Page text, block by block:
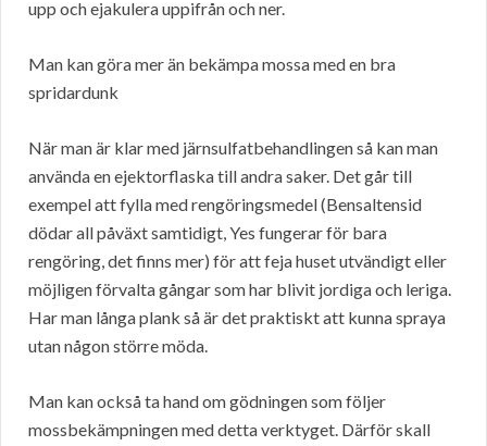
upp och ejakulera uppifrån och ner.
Man kan göra mer än bekämpa mossa med en bra
spridardunk
När man är klar med järnsulfatbehandlingen så kan man
använda en ejektorflaska till andra saker. Det går till
exempel att fylla med rengöringsmedel (Bensaltensid
dödar all påväxt samtidigt, Yes fungerar för bara
rengöring, det finns mer) för att feja huset utvändigt eller
möjligen förvalta gångar som har blivit jordiga och leriga.
Har man långa plank så är det praktiskt att kunna spraya
utan någon större möda.
Man kan också ta hand om gödningen som följer
mossbekämpningen med detta verktyget. Därför skall